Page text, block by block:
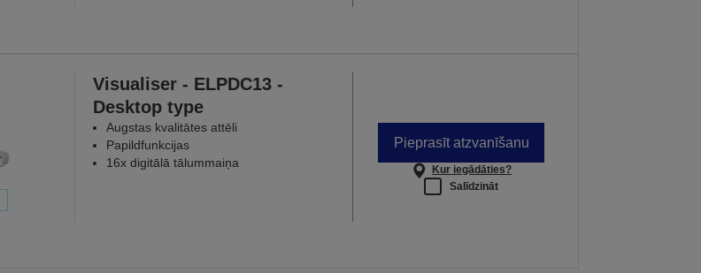
Visualiser - ELPDC13 -
Desktop type
Augstas kvalitātes attēli
Papildfunkcijas
16x digitālā tālummaiņa
Pieprasīt atzvanīšanu
Kur iegādāties?
Salīdzināt